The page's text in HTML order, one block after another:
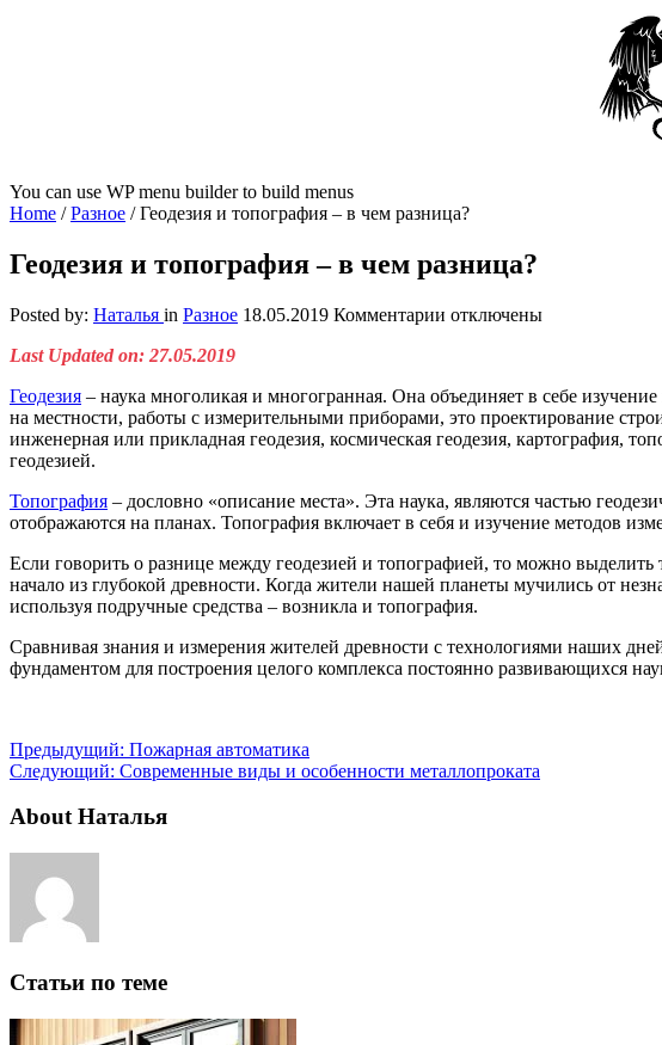
You can use WP menu builder to build menus
Home /Разное /Геодезия и топография – в чем разница?
Геодезия и топография – в чем разница?
Posted by: Наталья in Разное 18.05.2019 Комментарии к
топография
–
в
отключены
Last Updated on: 27.05.2019
Геодезия – наука многоликая и многогранная. Она объединяет в себе
на местности, работы с измерительными приборами, это проектирование
инженерная или прикладная геодезия, космическая геодезия, картография,
геодезией.
Топография – дословно «описание места». Эта наука, являются частью
отображаются на планах. Топография включает в себя и изучение методов
Если говорить о разнице между геодезией и топографией, то можно
начало из глубокой древности. Когда жители нашей планеты мучились от
используя подручные средства – возникла и топография.
Сравнивая знания и измерения жителей древности с технологиями наших
фундаментом для построения целого комплекса постоянно развивающихся
Предыдущий: Пожарная автоматика
Следующий: Современные виды и особенности металлопроката
About Наталья
Статьи по теме